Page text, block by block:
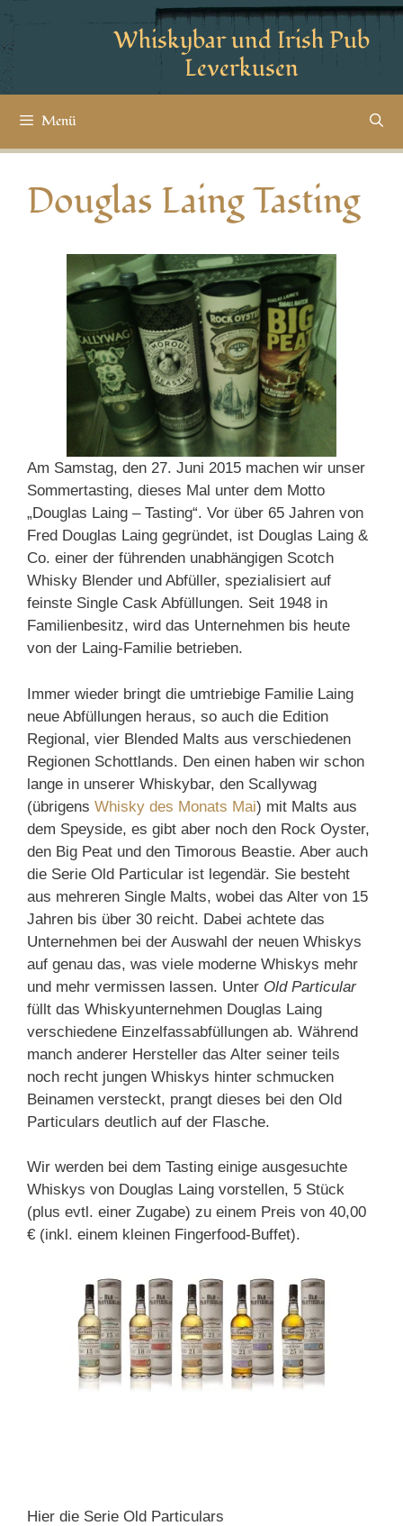
Whiskybar und Irish Pub
Leverkusen
Menü
Douglas Laing Tasting
Am Samstag, den 27. Juni 2015 machen wir unser
Sommertasting, dieses Mal unter dem Motto
„Douglas Laing – Tasting“. Vor über 65 Jahren von
Fred Douglas Laing gegründet, ist Douglas Laing &
Co. einer der führenden unabhängigen Scotch
Whisky Blender und Abfüller, spezialisiert auf
feinste Single Cask Abfüllungen. Seit 1948 in
Familienbesitz, wird das Unternehmen bis heute
von der Laing-Familie betrieben.
Immer wieder bringt die umtriebige Familie Laing
neue Abfüllungen heraus, so auch die Edition
Regional, vier Blended Malts aus verschiedenen
Regionen Schottlands. Den einen haben wir schon
lange in unserer Whiskybar, den Scallywag
(übrigens Whisky des Monats Mai) mit Malts aus
dem Speyside, es gibt aber noch den Rock Oyster,
den Big Peat und den Timorous Beastie. Aber auch
die Serie Old Particular ist legendär. Sie besteht
aus mehreren Single Malts, wobei das Alter von 15
Jahren bis über 30 reicht. Dabei achtete das
Unternehmen bei der Auswahl der neuen Whiskys
auf genau das, was viele moderne Whiskys mehr
und mehr vermissen lassen. Unter Old Particular
füllt das Whiskyunternehmen Douglas Laing
verschiedene Einzelfassabfüllungen ab. Während
manch anderer Hersteller das Alter seiner teils
noch recht jungen Whiskys hinter schmucken
Beinamen versteckt, prangt dieses bei den Old
Particulars deutlich auf der Flasche.
Wir werden bei dem Tasting einige ausgesuchte
Whiskys von Douglas Laing vorstellen, 5 Stück
(plus evtl. einer Zugabe) zu einem Preis von 40,00
€ (inkl. einem kleinen Fingerfood-Buffet).
Hier die Serie Old Particulars